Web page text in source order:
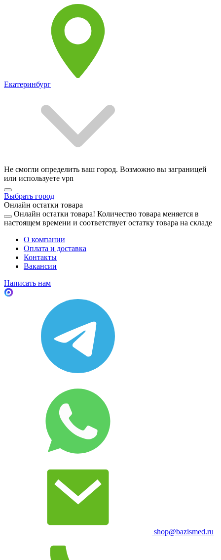
Екатеринбург
Не смогли определить ваш город. Возможно вы заграницей
или используете vpn
Выбрать город
Онлайн остатки товара
Онлайн остатки товара! Количество товара меняется в
настоящем времени и соответствует остатку товара на складе
О компании
Оплата и доставка
Контакты
Вакансии
Написать нам
shop@bazismed.ru